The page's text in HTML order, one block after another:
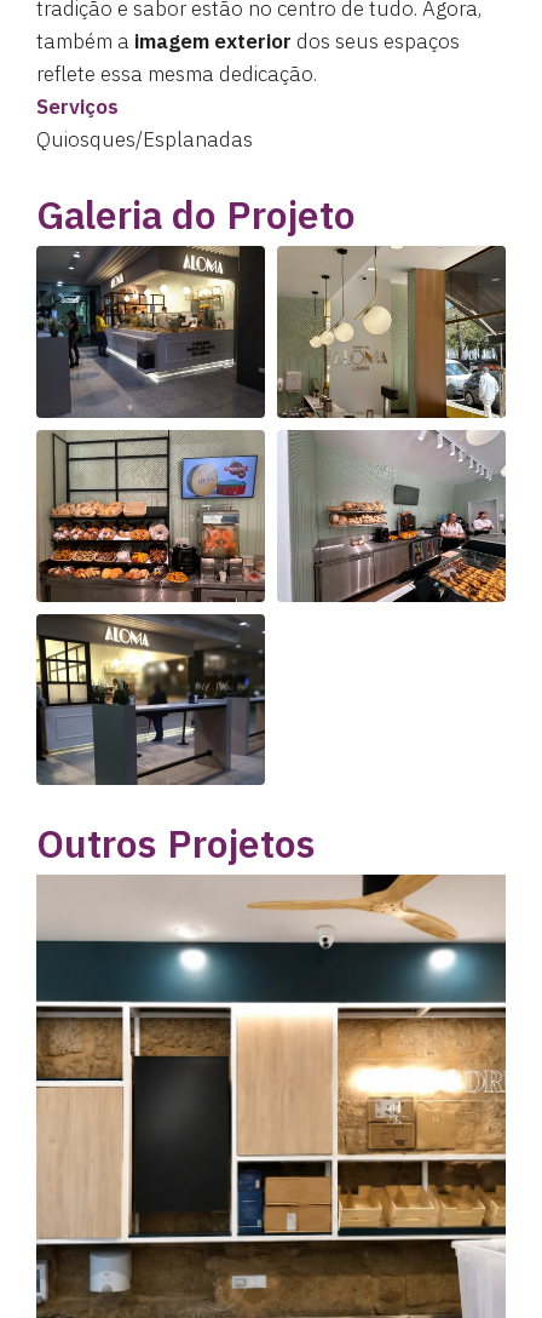
tradição e sabor estão no centro de tudo. Agora,
também a imagem exterior dos seus espaços
reflete essa mesma dedicação.
Serviços
Quiosques/Esplanadas
Galeria do Projeto
Outros Projetos